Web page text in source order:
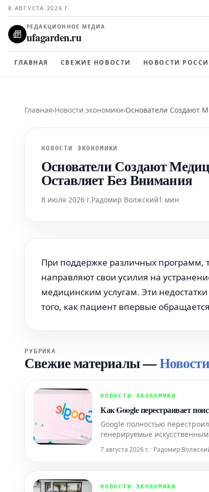
8 АВГУСТА 2026 Г.
РЕДАКЦИОННОЕ МЕДИА
ufagarden.ru
ГЛАВНАЯ СВЕЖИЕ НОВОСТИ НОВОСТИ
Главная›Новости экономики›Основатели Создают
НОВОСТИ ЭКОНОМИКИ
Основатели Создают
Оставляет Без Внимания
8 июля 2026 г.Радомир Волжский1 мин
При поддержке различных программ,
направляют свои усилия на
медицинским услугам. Эти
того, как пациент впервые
РУБРИКА
Свежие материалы—
НОВОСТИ ЭКОНОМИКИ
Как Google перестраивает
Google полностью
генерируемые
рекомендации,
поисковой выдачи. Для
7 августа 2026 г. · Радомир
НОВОСТИ ЭКОНОМИКИ